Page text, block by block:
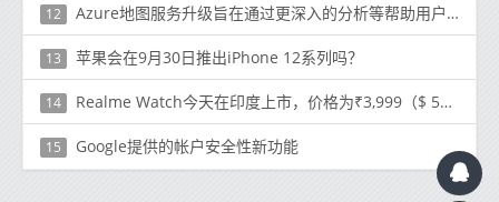
12 Azure地图服务升级旨在通过更深入的分析等帮助用户更好地解决其移动性挑战
13 苹果会在9月30日推出iPhone 12系列吗？
14 Realme Watch今天在印度上市，价格为₹3,999（$ 52）
15 Google提供的帐户安全性新功能